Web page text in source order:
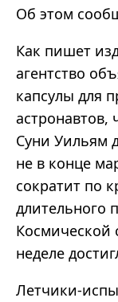
Об этом
Как пишет
агентство
капсулы для
астронавтов,
Суни Уильям
не в конце
сократит по
длительного
Космической
неделе
Летчики-